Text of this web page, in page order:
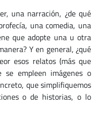
una narración, ¿de qué
una comedia, una
que adopte una u otra
Y en general, ¿qué
esos relatos (más que
se empleen imágenes o
que simplifiquemos
o de historias, o lo